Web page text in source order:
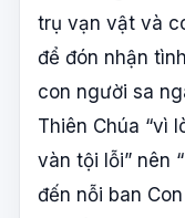
trụ vạn vật và
để đón nhận
con người sa
Thiên Chúa “vì
vàn tội lỗi” nên
đến nỗi ban